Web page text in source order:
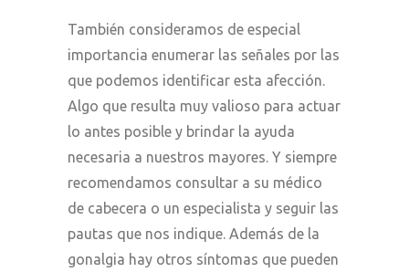
También consideramos de especial
importancia enumerar las señales por las
que podemos identificar esta afección.
Algo que resulta muy valioso para actuar
lo antes posible y brindar la ayuda
necesaria a nuestros mayores. Y siempre
recomendamos consultar a su médico
de cabecera o un especialista y seguir las
pautas que nos indique. Además de la
gonalgia hay otros síntomas que pueden